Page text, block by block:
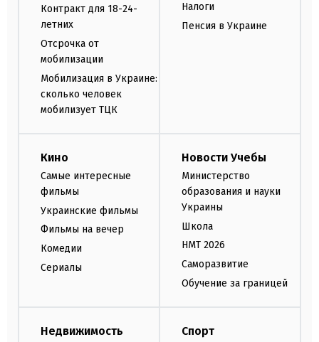
Контракт для 18-24-
летних
Отсрочка от
мобилизации
Мобилизация в Украине:
сколько человек
мобилизует ТЦК
Налоги
Пенсия в Украине
Кино
Самые интересные
фильмы
Украинские фильмы
Фильмы на вечер
Комедии
Сериалы
Новости Учебы
Министерство
образования и науки
Украины
Школа
НМТ 2026
Саморазвитие
Обучение за границей
Недвижимость Спорт